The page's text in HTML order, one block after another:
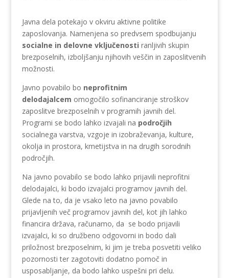
Javna dela potekajo v okviru aktivne politike
zaposlovanja. Namenjena so predvsem spodbujanju
socialne in delovne vključenosti ranljivih skupin
brezposelnih, izboljšanju njihovih veščin in zaposlitvenih
možnosti.
Javno povabilo bo neprofitnim
delodajalcem omogočilo sofinanciranje stroškov
zaposlitve brezposelnih v programih javnih del.
Programi se bodo lahko izvajali na področjih
socialnega varstva, vzgoje in izobraževanja, kulture,
okolja in prostora, kmetijstva in na drugih sorodnih
področjih.
Na javno povabilo se bodo lahko prijavili neprofitni
delodajalci, ki bodo izvajalci programov javnih del.
Glede na to, da je vsako leto na javno povabilo
prijavljenih več programov javnih del, kot jih lahko
financira država, računamo, da se bodo prijavili
izvajalci, ki so družbeno odgovorni in bodo dali
priložnost brezposelnim, ki jim je treba posvetiti veliko
pozornosti ter zagotoviti dodatno pomoč in
usposabljanje, da bodo lahko uspešni pri delu.